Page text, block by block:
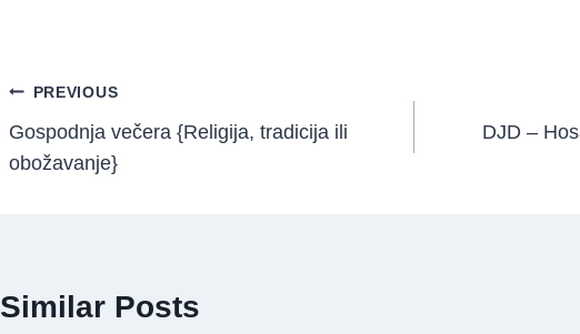
Post
navigation
PREVIOUS
Gospodnja večera {Religija, tradicija ili
obožavanje}
DJD –
Similar Posts